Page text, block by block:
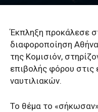
Έκπληξη προκάλεσε
διαφοροποίηση
της Κομισιόν,
επιβολής φόρου
ναυτιλιακών.
Το θέμα το